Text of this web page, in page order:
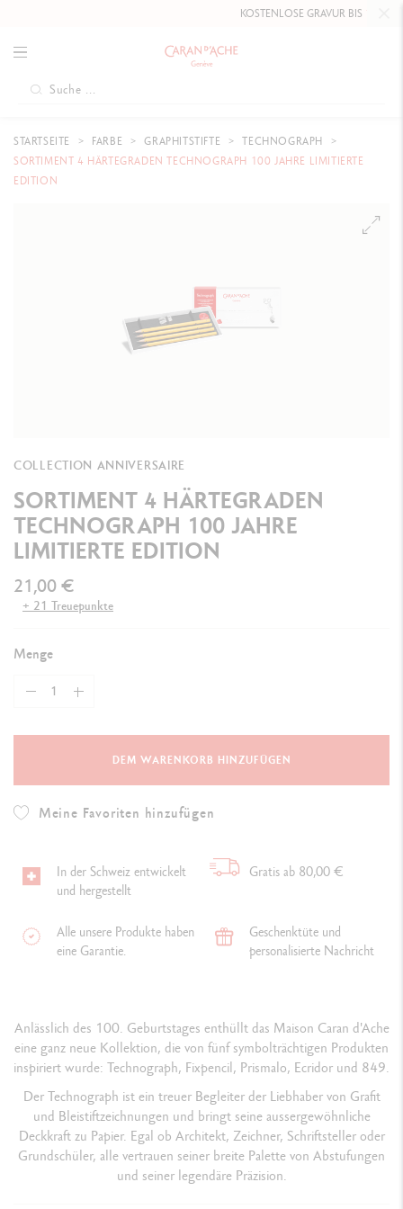
KOSTENLOSE GRAVUR BIS10. MAI 2026
STARTSEITE FARBE GRAPHITSTIFTE
TECHNOGRAPH
SORTIMENT 4 HÄRTEGRADEN TECHNOGRAPH 100 JAHRE LIMITIERTE
EDITION
COLLECTION ANNIVERSAIRE
SORTIMENT 4 HÄRTEGRADEN
TECHNOGRAPH 100 JAHRE
LIMITIERTE EDITION
21,00 €
+ 21 Treuepunkte
Menge
DEM WARENKORB HINZUFÜGEN
Meine Favoriten hinzufügen
In der Schweiz entwickelt
und hergestellt
Gratis ab 80,00 €
Alle unsere Produkte haben
eine Garantie.
Geschenktüte und
personalisierte Nachricht
Anlässlich des 100. Geburtstages enthüllt das Maison Caran d'Ache
eine ganz neue Kollektion, die von fünf symbolträchtigen Produkten
inspiriert wurde: Technograph, Fixpencil, Prismalo, Ecridor und 849.
Der Technograph ist ein treuer Begleiter der Liebhaber von Grafit
und Bleistiftzeichnungen und bringt seine aussergewöhnliche
Deckkraft zu Papier. Egal ob Architekt, Zeichner, Schriftsteller oder
Grundschüler, alle vertrauen seiner breite Palette von Abstufungen
und seiner legendäre Präzision.